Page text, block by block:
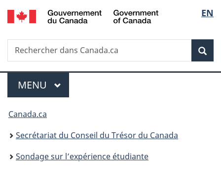
Passer
au
principal
Passer
à
Au
du
Passer
à
version
simplifiée
de
la
EN
Recherche
Rechercher
dans
Menu
MENU PRINCIPAL
Vous
êtes
ici :
Canada.ca
Secrétariat du Conseil du Trésor du Canada
Sondage sur l’expérience étudiante